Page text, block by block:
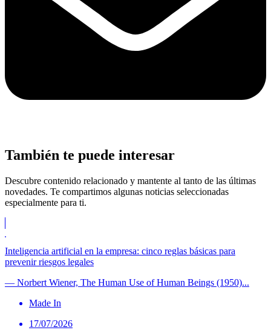
También te puede interesar
Descubre contenido relacionado y mantente al tanto de las últimas
novedades. Te compartimos algunas noticias seleccionadas
especialmente para ti.
Inteligencia artificial en la empresa: cinco reglas básicas para
prevenir riesgos legales
— Norbert Wiener, The Human Use of Human Beings (1950)...
Made In
17/07/2026